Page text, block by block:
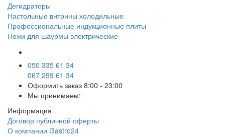
Дегидраторы
Настольные витрины холодильные
Профессиональные индукционные плиты
Ножи для шаурмы электрические
050 335 61 34
067 299 61 34
Оформить заказ 8:00 - 23:00
Мы принимаем:
Информация
Договор публичной оферты
О компании Gastro24